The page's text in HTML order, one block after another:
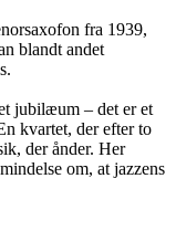
fra 1939,
blandt andet
jubilæum – det er et
kvartet, der efter to
der ånder. Her
om, at jazzens